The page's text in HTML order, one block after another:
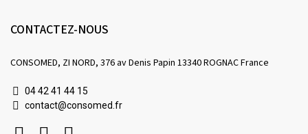
CONTACTEZ-NOUS
CONSOMED, ZI NORD, 376 av Denis Papin 13340 ROGNAC France
04 42 41 44 15
contact@consomed.fr